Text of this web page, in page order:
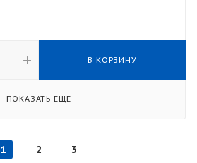
В КОРЗИНУ
ПОКАЗАТЬ ЕЩЕ
1 2 3